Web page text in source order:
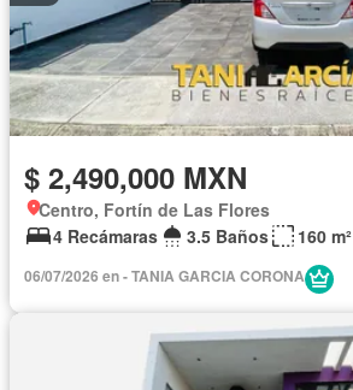
$ 2,490,000 MXN
Centro, Fortín de Las Flores
4 Recámaras
3.5 Baños 160 m²
06/07/2026 en - TANIA GARCIA CORONA